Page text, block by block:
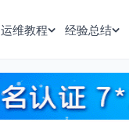
运维教程 经验总结